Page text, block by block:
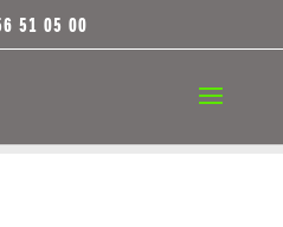
51 05 00